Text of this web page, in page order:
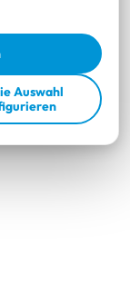
Auswahl